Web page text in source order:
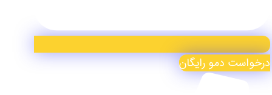
درخواست دمو رایگان